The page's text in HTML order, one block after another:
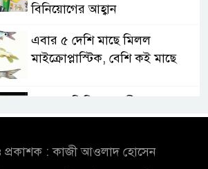
বিনিয়োগের আহ্বান
এবার ৫ দেশি মাছে মিলল
মাইক্রোপ্লাস্টিক, বেশি কই মাছে
খালেকের ইন্তেকাল
প্রকাশক : কাজী আওলাদ হোসেন